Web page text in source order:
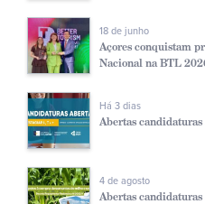
18 de junho
Açores conquistam
Nacional na BTL
Há 3 dias
Abertas
4 de agosto
Abertas candidaturas